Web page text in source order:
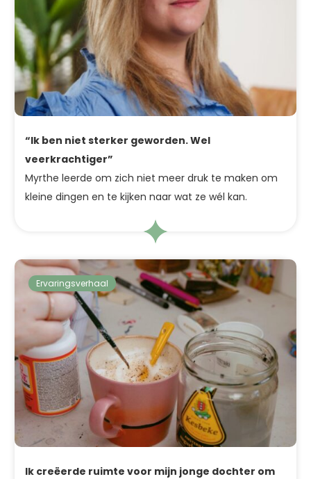
“Ik ben niet sterker geworden. Wel
veerkrachtiger”
Myrthe leerde om zich niet meer druk te maken om
kleine dingen en te kijken naar wat ze wél kan.
Ervaringsverhaal
Ik creëerde ruimte voor mijn jonge dochter om